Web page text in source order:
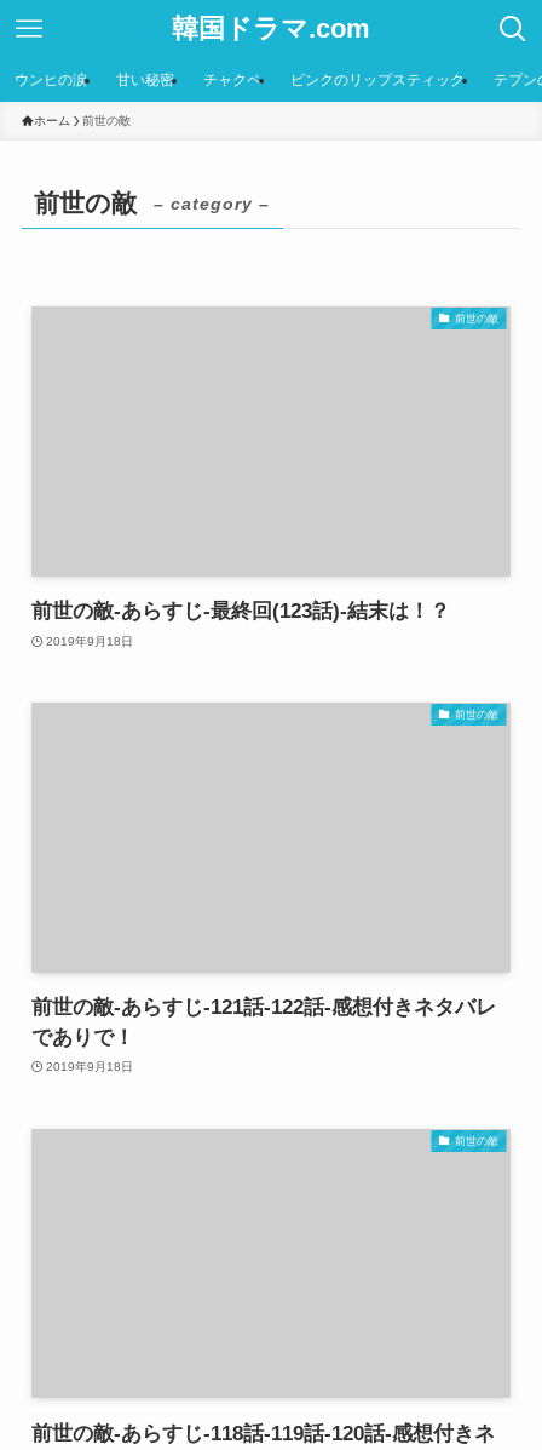
韓国ドラマ.com
ウンヒの涙 甘い秘密 チャクペ ピンクのリップスティック テプン
ホーム 前世の敵
前世の敵 – category –
前世の敵
前世の敵-あらすじ-最終回(123話)-結末は！？
2019年9月18日
前世の敵
前世の敵-あらすじ-121話-122話-感想付きネタバレ
でありで！
2019年9月18日
前世の敵
前世の敵-あらすじ-118話-119話-120話-感想付きネ